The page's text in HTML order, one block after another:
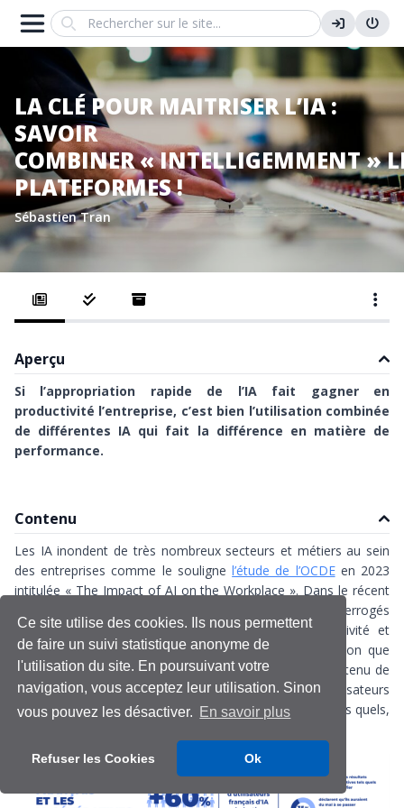
Ce site utilise des cookies. Ils nous permettent
de faire un suivi statistique anonyme de
l'utilisation du site. En poursuivant votre
navigation, vous acceptez leur utilisation. Sinon
vous pouvez les désactiver. En savoir plus
Refuser les Cookies Ok
Search
LA CLÉ POUR MAITRISER L’IA :
SAVOIR
COMBINER « INTELLIGEMMENT »
PLATEFORMES !
Sébastien Tran
Aperçu
Si l’appropriation rapide de l’IA fait gagner en
productivité l’entreprise, c’est bien l’utilisation combinée
de différentes IA qui fait la différence en matière de
performance.
Contenu
Les IA inondent de très nombreux secteurs et métiers au sein
des entreprises comme le soulignel’étude de l’OCDEen 2023
intitulée « The Impact of AI on the Workplace ». Dans le récent
baromètre IFOP 2024 pour Talan, les utilisateurs interrogés
estiment qu’elles leurs font gagner 38% de productivité et
d’efficacité au travail. Au-delà de l’attrait pour l’innovation que
sont les IA, il y a une appropriation très rapide compte tenu de
cet impact de gains de productivité. 44% des utilisateurs
français déclarent même utiliser les résultats générés tels quels,